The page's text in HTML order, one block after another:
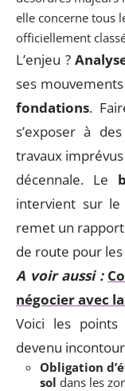
elle concerne tous
officiellement
L’enjeu ?
ses
fondations.
s’exposer à
travaux
décennale. Le
intervient sur
remet un
de route pour
A voir aussi :
négocier avec
Voici les
devenu
Obligation
sol dans les